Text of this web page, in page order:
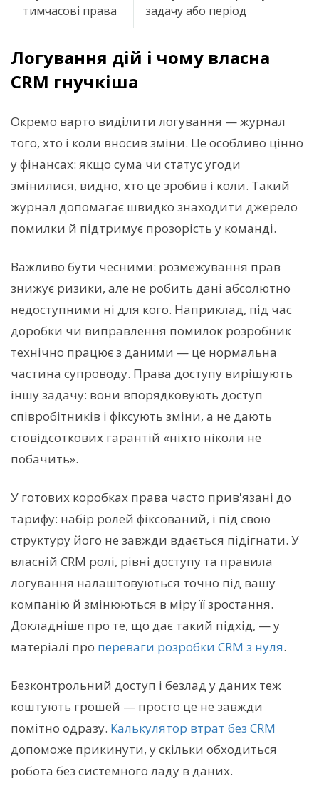
тимчасові права
задачу або період
Логування дій і чому власна
CRM гнучкіша
Окремо варто виділити логування — журнал
того, хто і коли вносив зміни. Це особливо цінно
у фінансах: якщо сума чи статус угоди
змінилися, видно, хто це зробив і коли. Такий
журнал допомагає швидко знаходити джерело
помилки й підтримує прозорість у команді.
Важливо бути чесними: розмежування прав
знижує ризики, але не робить дані абсолютно
недоступними ні для кого. Наприклад, під час
доробки чи виправлення помилок розробник
технічно працює з даними — це нормальна
частина супроводу. Права доступу вирішують
іншу задачу: вони впорядковують доступ
співробітників і фіксують зміни, а не дають
стовідсоткових гарантій «ніхто ніколи не
побачить».
У готових коробках права часто прив'язані до
тарифу: набір ролей фіксований, і під свою
структуру його не завжди вдається підігнати. У
власній CRM ролі, рівні доступу та правила
логування налаштовуються точно під вашу
компанію й змінюються в міру її зростання.
Докладніше про те, що дає такий підхід, — у
матеріалі про переваги розробки CRM з нуля.
Безконтрольний доступ і безлад у даних теж
коштують грошей — просто це не завжди
помітно одразу. Калькулятор втрат без CRM
допоможе прикинути, у скільки обходиться
робота без системного ладу в даних.